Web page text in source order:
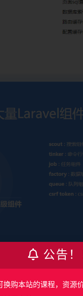
公告！
换购本站的课程，资源